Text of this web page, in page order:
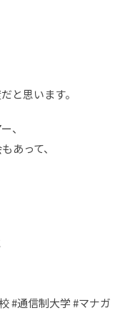
と思います。
、
あって、
#通信制大学 #マナガ